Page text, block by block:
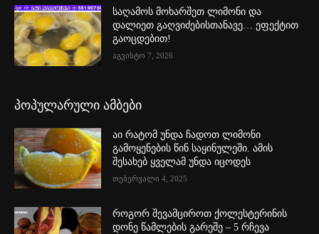
საღამოს მოხარშეთ ლიმონი და
დალიეთ გაღვიძებისთანავე… ეფექტით
გაოცდებით!
აგვისტო 7, 2026
პოპულარული ამბები
აი რატომ უნდა ჩადოთ ლიმონი
გამოყენების წინ საყინულეში. ამის
შესახებ ყველამ უნდა იცოდეს
თებერვალი 4, 2025
როგორ შევამციროთ ქოლესტერინის
დონე წამლების გარეშე – 5 რჩევა